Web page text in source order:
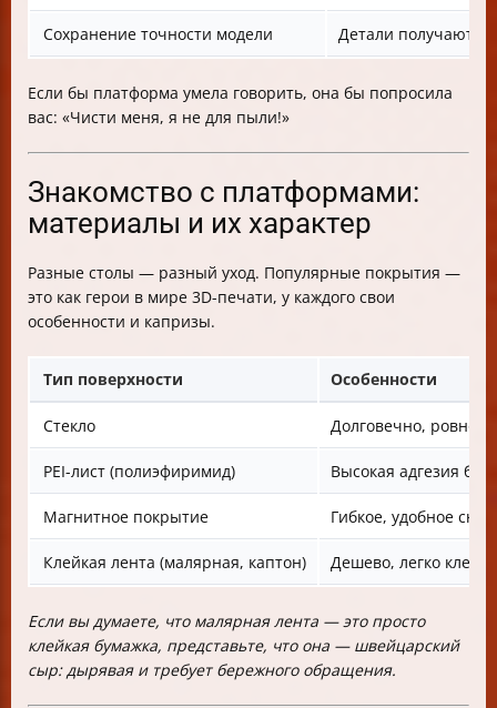
Сохранение точности модели Детали получаются
Если бы платформа умела говорить, она бы попросила
вас: «Чисти меня, я не для пыли!»
Знакомство с платформами:
материалы и их характер
Разные столы — разный уход. Популярные покрытия —
это как герои в мире 3D-печати, у каждого свои
особенности и капризы.
Тип поверхности Особенности
Стекло Долговечно, ровное,
PEI-лист (полиэфиримид) Высокая адгезия
Магнитное покрытие Гибкое, удобное
Клейкая лента (малярная, каптон) Дешево, легко
Если вы думаете, что малярная лента — это просто
клейкая бумажка, представьте, что она — швейцарский
сыр: дырявая и требует бережного обращения.